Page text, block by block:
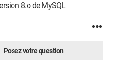
8.o de MySQL
Posez votre question